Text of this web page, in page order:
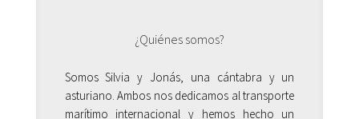
¿Quiénes somos?
Somos Silvia y Jonás, una cántabra y un
asturiano. Ambos nos dedicamos al transporte
marítimo internacional y hemos hecho un